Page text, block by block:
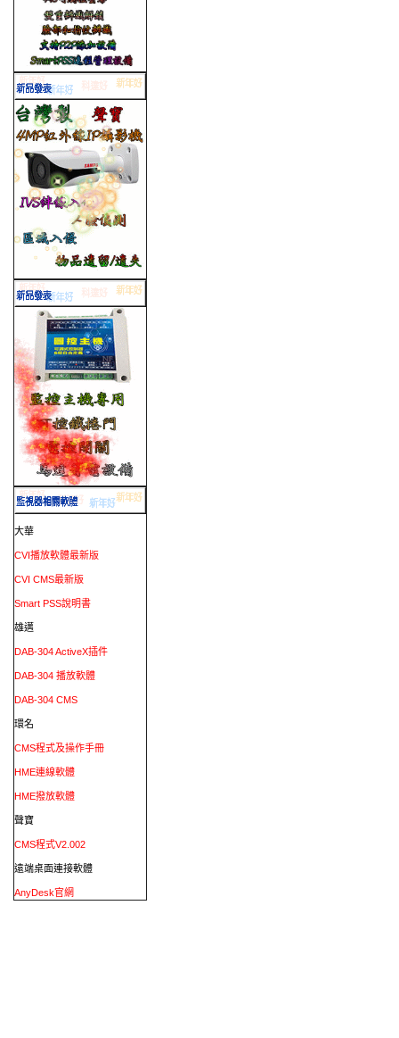
大華
CVI播放軟體最新版
CVI CMS最新版
Smart PSS說明書
雄邁
DAB-304 ActiveX插件
DAB-304 播放軟體
DAB-304 CMS
環名
CMS程式及操作手冊
HME連線軟體
HME撥放軟體
聲寶
CMS程式V2.002
遠端桌面連接軟體
AnyDesk官網